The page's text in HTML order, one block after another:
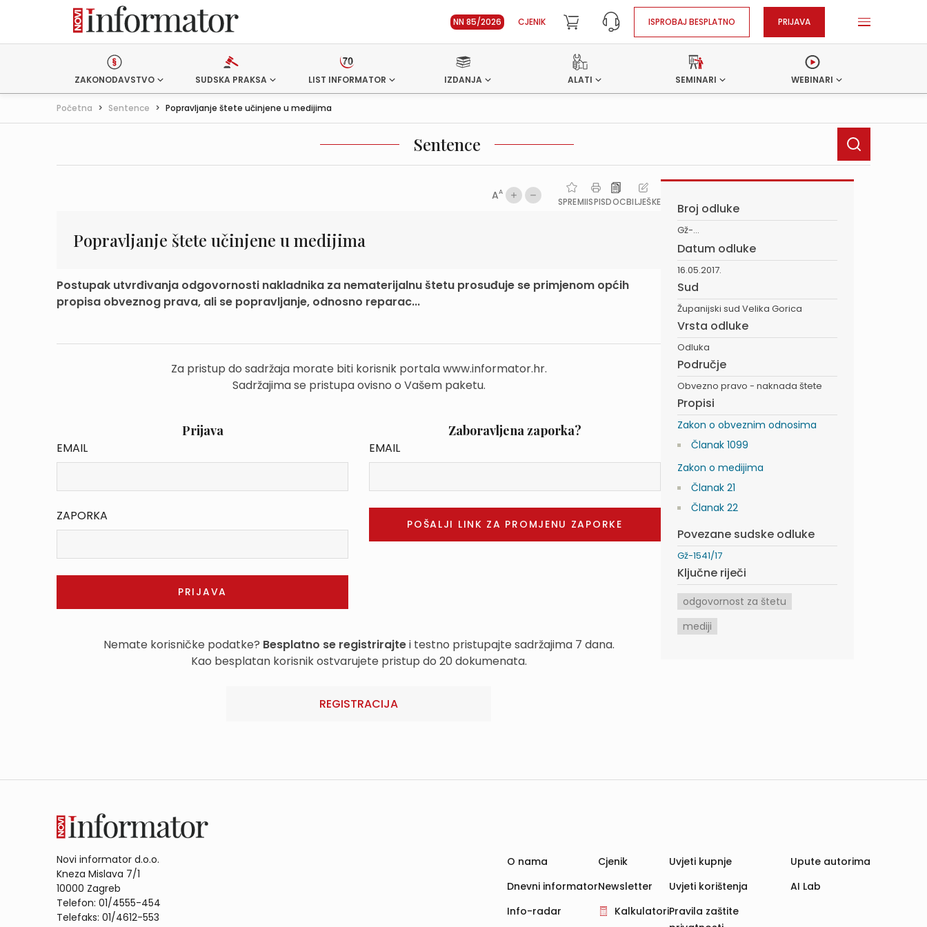
NN 85/2026 CJENIK ISPROBAJ BESPLATNO PRIJAVA
ZAKONODAVSTVO SUDSKA PRAKSA LIST INFORMATOR IZDANJA ALATI SEMINARI WEBINARI
Početna > Sentence > Popravljanje štete učinjene u medijima
Sentence
AA
SPREMIISPISDOCBILJEŠKE
Popravljanje štete učinjene u medijima
Postupak utvrđivanja odgovornosti nakladnika za nematerijalnu štetu prosuđuje se primjenom općih
propisa obveznog prava, ali se popravljanje, odnosno reparac...
Za pristup do sadržaja morate biti korisnik portala www.informator.hr.
Sadržajima se pristupa ovisno o Vašem paketu.
Prijava
EMAIL
ZAPORKA
Zaboravljena zaporka?
EMAIL
Nemate korisničke podatke? Besplatno se registrirajtei testno pristupajte sadržajima 7 dana.
Kao besplatan korisnik ostvarujete pristup do 20 dokumenata.
REGISTRACIJA
Broj odluke
Gž-...
Datum odluke
16.05.2017.
Sud
Županijski sud Velika Gorica
Vrsta odluke
Odluka
Područje
Obvezno pravo - naknada štete
Propisi
Zakon o obveznim odnosima
Članak 1099
Zakon o medijima
Članak 21
Članak 22
Povezane sudske odluke
Gž-1541/17
Ključne riječi
odgovornost za štetu
mediji
Novi informator d.o.o.
Kneza Mislava 7/1
10000 Zagreb
Telefon: 01/4555-454
Telefaks: 01/4612-553
O nama
Dnevni informator
Info-radar
Cjenik
Newsletter
Kalkulatori
Uvjeti kupnje
Uvjeti korištenja
Pravila zaštite
Upute autorima
AI Lab